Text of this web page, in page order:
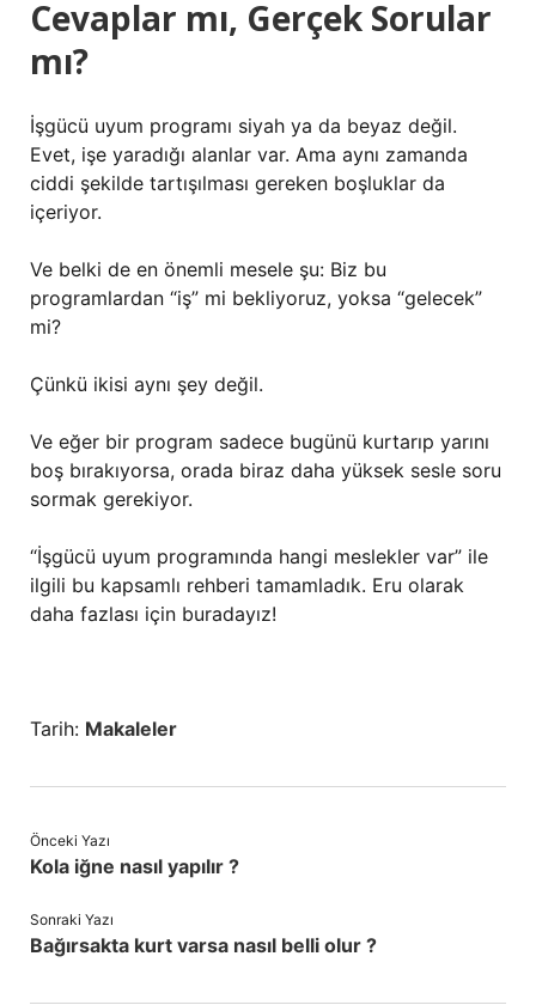
Cevaplar mı, Gerçek Sorular
mı?
İşgücü uyum programı siyah ya da beyaz değil.
Evet, işe yaradığı alanlar var. Ama aynı zamanda
ciddi şekilde tartışılması gereken boşluklar da
içeriyor.
Ve belki de en önemli mesele şu: Biz bu
programlardan “iş” mi bekliyoruz, yoksa “gelecek”
mi?
Çünkü ikisi aynı şey değil.
Ve eğer bir program sadece bugünü kurtarıp yarını
boş bırakıyorsa, orada biraz daha yüksek sesle soru
sormak gerekiyor.
“İşgücü uyum programında hangi meslekler var” ile
ilgili bu kapsamlı rehberi tamamladık. Eru olarak
daha fazlası için buradayız!
Tarih: Makaleler
Önceki Yazı
Kola iğne nasıl yapılır ?
Sonraki Yazı
Bağırsakta kurt varsa nasıl belli olur ?